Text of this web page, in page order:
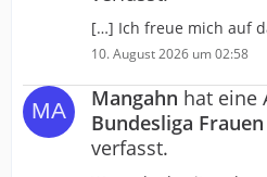
[…] Ich freue mich auf
10. August 2026 um 02:58
Mangahn hat eine
Bundesliga
verfasst.